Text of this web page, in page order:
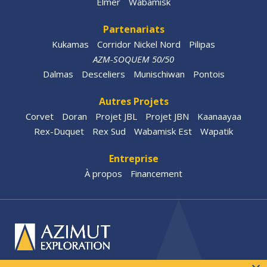
Partenariats
Kukamas Corridor Nickel Nord
Pilipas
AZM-SOQUEM 50/50
Dalmas
Desceliers Munischiwan Pontois
Autres Projets
Corvet Doran Projet JBL Projet JBN
Kaanaayaa
Rex-Duquet
Rex Sud Wabamisk Est Wapatik
Entreprise
À propos Financement